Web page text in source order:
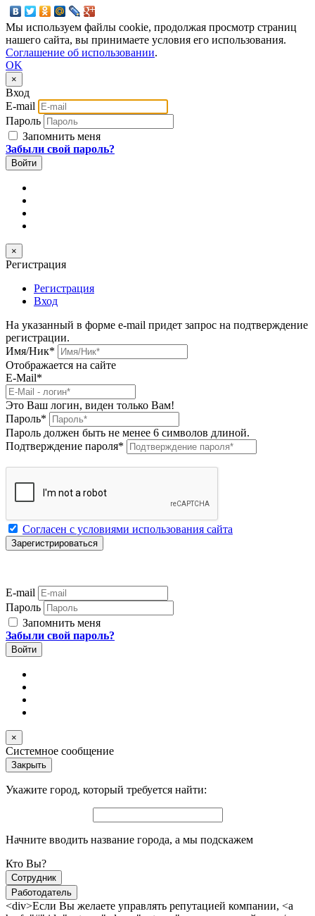
Мы используем файлы cookie, продолжая просмотр страниц
нашего сайта, вы принимаете условия его использования.
Соглашение об использовании.
OK
×
Вход
E-mail
Пароль
Запомнить меня
Забыли свой пароль?
×
Регистрация
Регистрация
Вход
На указанный в форме e-mail придет запрос на подтверждение
регистрации.
Имя/Ник*
Отображается на сайте
E-Mail*
Это Ваш логин, виден только Вам!
Пароль*
Пароль должен быть не менее 6 символов длиной.
Подтверждение пароля*
Согласен с условиями использования сайта
E-mail
Пароль
Запомнить меня
Забыли свой пароль?
×
Системное сообщение
Закрыть
Укажите город, который требуется найти:
Начните вводить название города, а мы подскажем
Кто Вы?
Сотрудник
Работодатель
<div>Если Вы желаете управлять репутацией компании, <a